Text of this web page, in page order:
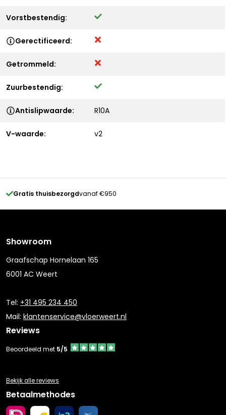
Vorstbestendig:
Gerectificeerd:
Getrommeld:
Zuurbestendig:
Antislipwaarde: R10A
V-waarde: v2
Gratis thuisbezorgdvanaf €950
Showroom
Graafschap Hornelaan 165
6001 AC Weert
Tel: +31 495 234 450
Mail: klantenservice@vloerweert.nl
Reviews
Beoordeeld met 5/5
Bekijk alle reviews
Betaalmethodes